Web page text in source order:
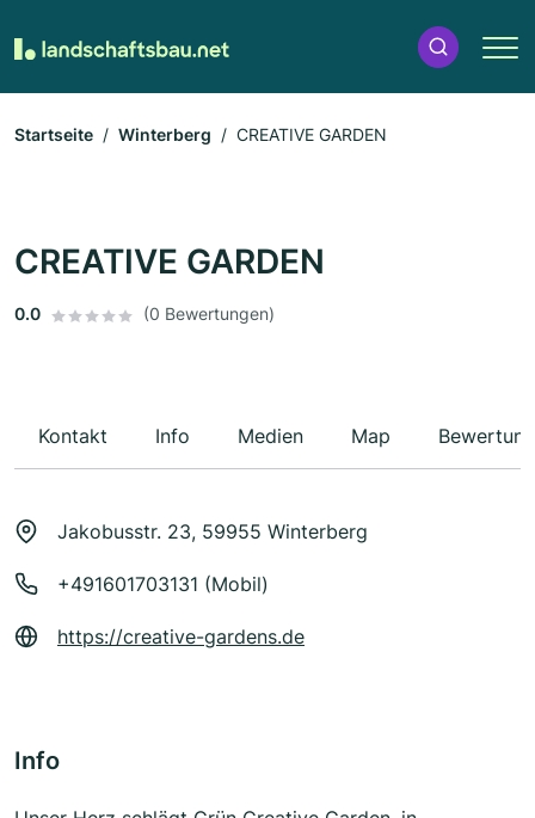
Startseite Winterberg CREATIVE GARDEN
CREATIVE GARDEN
0.0 (0 Bewertungen)
Kontakt Info Medien Map
Jakobusstr. 23, 59955 Winterberg
+491601703131 (Mobil)
https://creative-gardens.de
Info